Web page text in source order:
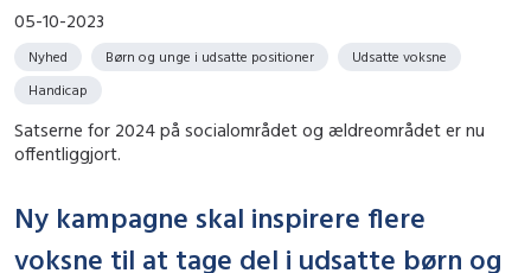
05-10-2023
Nyhed Børn og unge i udsatte positioner
Udsatte voksne
Handicap
Satserne for 2024 på socialområdet og ældreområdet er nu
offentliggjort.
Ny kampagne skal inspirere flere
voksne til at tage del i udsatte børn og